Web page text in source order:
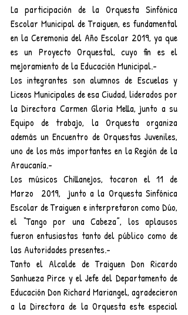
La participación de la Orquesta Sinfónica
Escolar Municipal de Traiguen, es fundamental
en la Ceremonia del Año Escolar 2019, ya que
es un Proyecto Orquestal, cuyo fin es el
mejoramiento de la Educación Municipal.-
Los integrantes son alumnos de Escuelas y
Liceos Municipales de esa Ciudad, liderados por
la Directora Carmen Gloria Mella, junto a su
Equipo de trabajo, la Orquesta organiza
además un Encuentro de Orquestas Juveniles,
uno de los más importantes en la Región de la
Araucanía.-
Los músicos Chillanejos, tocaron el 11 de
Marzo  2019,  junto a la Orquesta Sinfónica
Escolar de Traiguen e interpretaron como Dúo,
el “Tango por una Cabeza”, los aplausos
fueron entusiastas tanto del público como de
las Autoridades presentes.-
Tanto el Alcalde de Traiguen Don Ricardo
Sanhueza Pirce y el Jefe del Departamento de
Educación Don Richard Mariangel, agradecieron
a la Directora de la Orquesta este especial